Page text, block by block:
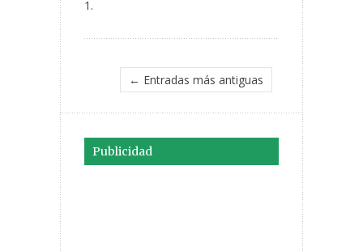
1.
← Entradas más antiguas
Publicidad